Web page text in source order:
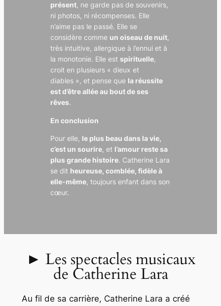
présent, ne garde pas de souvenirs,
ni photos, ni récompenses. Elle
n’aime pas le passé. Elle se
considère comme un oiseau de nuit,
très intuitive, allergique à l’ennui et à
la monotonie. Elle est spirituelle,
croit en plusieurs « dieux et
diables », et pense que la réussite
est d’être allée au bout de ses
rêves.
En conclusion
Pour elle, le plus beau dans la vie,
c’est un sourire, et l’amour reste sa
plus grande histoire. Catherine Lara
se dit heureuse, comblée, fidèle à
elle-même, toujours enfant dans son
cœur.
► Les spectacles musicaux
de Catherine Lara
Au fil de sa carrière, Catherine Lara a créé